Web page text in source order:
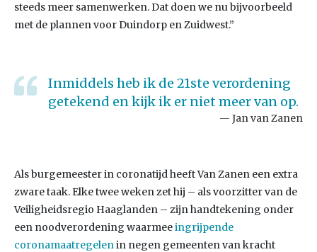
steeds meer samenwerken. Dat doen we nu bijvoorbeeld
met de plannen voor Duindorp en Zuidwest.”
Inmiddels heb ik de 21ste verordening
getekend en kijk ik er niet meer van op.
Jan van Zanen
Als burgemeester in coronatijd heeft Van Zanen een extra
zware taak. Elke twee weken zet hij – als voorzitter van de
Veiligheidsregio Haaglanden – zijn handtekening onder
een noodverordening waarmeeingrijpende
coronamaatregelenin negen gemeenten van kracht